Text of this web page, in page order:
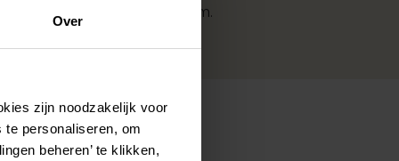
Over
zijn noodzakelijk voor
personaliseren, om
beheren’ te klikken,
jouw jurk of trouwkostuum.